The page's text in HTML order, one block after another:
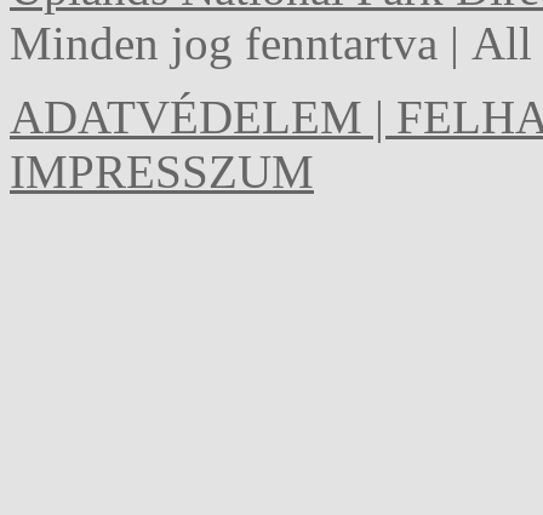
Minden jog fenntartva |
ADATVÉDELEM |
IMPRESSZUM